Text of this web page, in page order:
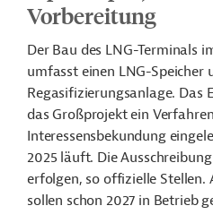
Vorbereitung
Der Bau des LNG-Terminals
umfasst einen LNG-Speicher
Regasifizierungsanlage.
das Großprojekt ein
Interessensbekundung
2025 läuft. Die
erfolgen, so offizielle Stellen.
sollen schon 2027 in Betrieb